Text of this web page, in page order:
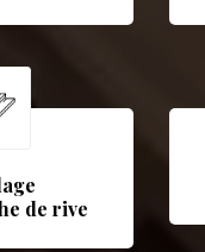
de rive